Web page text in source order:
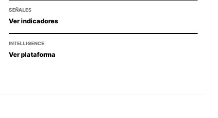
SEÑALES
Ver indicadores
INTELLIGENCE
Ver plataforma